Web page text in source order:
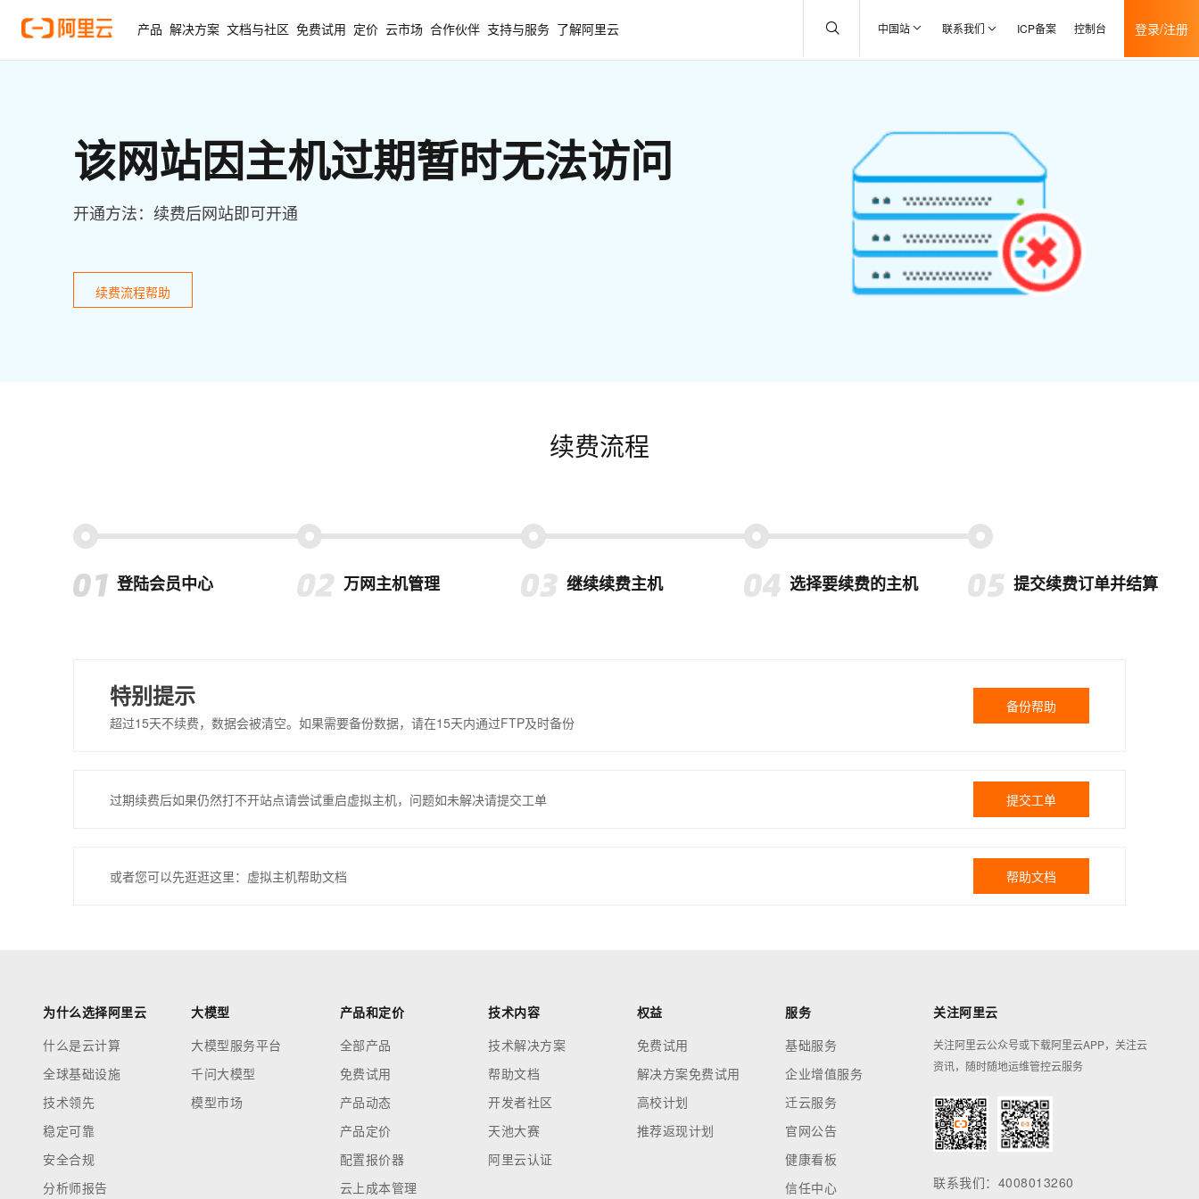
产品 解决方案 文档与社区 免费试用 定价 云市场 合作伙伴 支持与服务 了解阿里云 中国站 联系我们 ICP备案 控制台 登录/注册
该网站因主机过期暂时无法访问
开通方法：续费后网站即可开通
续费流程帮助
续费流程
登陆会员中心 万网主机管理 继续续费主机 选择要续费的主机 提交续费订单并结算
特别提示
超过15天不续费，数据会被清空。如果需要备份数据，请在15天内通过FTP及时备份
备份帮助
过期续费后如果仍然打不开站点请尝试重启虚拟主机，问题如未解决请提交工单 提交工单
或者您可以先逛逛这里：虚拟主机帮助文档 帮助文档